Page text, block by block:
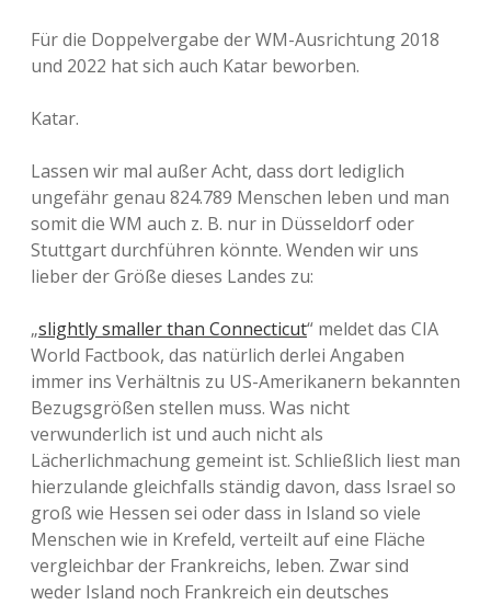
Für die Doppelvergabe der WM-Ausrichtung 2018
und 2022 hat sich auch Katar beworben.
Katar.
Lassen wir mal außer Acht, dass dort lediglich
ungefähr genau 824.789 Menschen leben und man
somit die WM auch z. B. nur in Düsseldorf oder
Stuttgart durchführen könnte. Wenden wir uns
lieber der Größe dieses Landes zu:
„slightly smaller than Connecticut“ meldet das CIA
World Factbook, das natürlich derlei Angaben
immer ins Verhältnis zu US-Amerikanern bekannten
Bezugsgrößen stellen muss. Was nicht
verwunderlich ist und auch nicht als
Lächerlichmachung gemeint ist. Schließlich liest man
hierzulande gleichfalls ständig davon, dass Israel so
groß wie Hessen sei oder dass in Island so viele
Menschen wie in Krefeld, verteilt auf eine Fläche
vergleichbar der Frankreichs, leben. Zwar sind
weder Island noch Frankreich ein deutsches